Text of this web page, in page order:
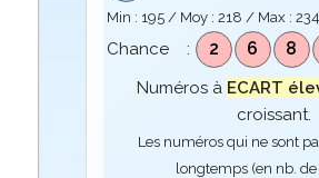
Min : 195/ Moy : 218 / Max : 234
Chance : 2 6 8
Numéros à ECART
croissant.
Les numéros qui ne sont
longtemps (en nb. de